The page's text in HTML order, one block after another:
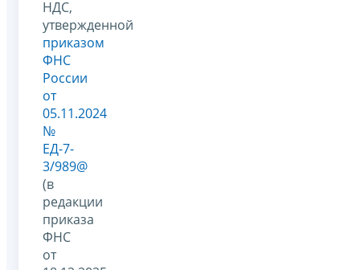
НДС,
утвержденной
приказом
ФНС
России
от
05.11.2024
№
ЕД-7-
3/989@
(в
редакции
приказа
ФНС
от